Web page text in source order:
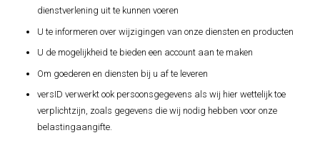
dienstverlening uit te kunnen voeren
U te informeren over wijzigingen van onze diensten en producten
U de mogelijkheid te bieden een account aan te maken
Om goederen en diensten bij u af te leveren
versID verwerkt ook persoonsgegevens als wij hier wettelijk toe
verplichtzijn, zoals gegevens die wij nodig hebben voor onze
belastingaangifte.